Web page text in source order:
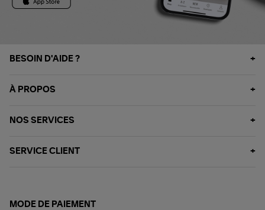
BESOIN D'AIDE ?
À PROPOS
NOS SERVICES
SERVICE CLIENT
MODE DE PAIEMENT